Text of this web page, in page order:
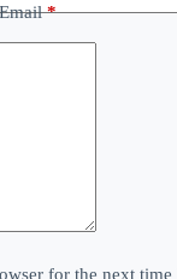
Email*
for the next